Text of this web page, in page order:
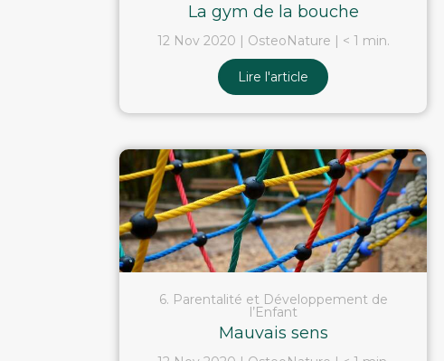
La gym de la bouche
12 Nov 2020 OsteoNature < 1 min.
Lire l'article
6. Parentalité et Développement de
l’Enfant
Mauvais sens